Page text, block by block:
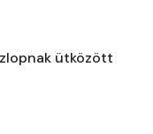
ütközött